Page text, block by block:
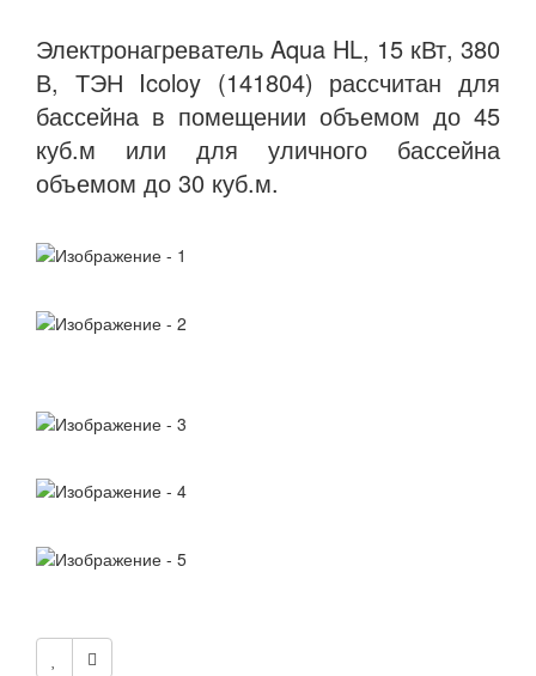
Электронагреватель Aqua HL, 15 кВт, 380
В, ТЭН Icoloy (141804) рассчитан для
бассейна в помещении объемом до 45
куб.м или для уличного бассейна
объемом до 30 куб.м.